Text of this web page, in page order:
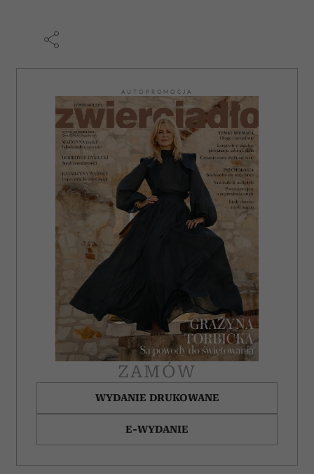
AUTOPROMOCJA
ZAMÓW
WYDANIE DRUKOWANE
E-WYDANIE